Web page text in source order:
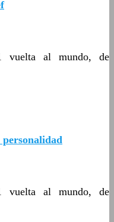
vuelta al mundo, de
vuelta al mundo, de